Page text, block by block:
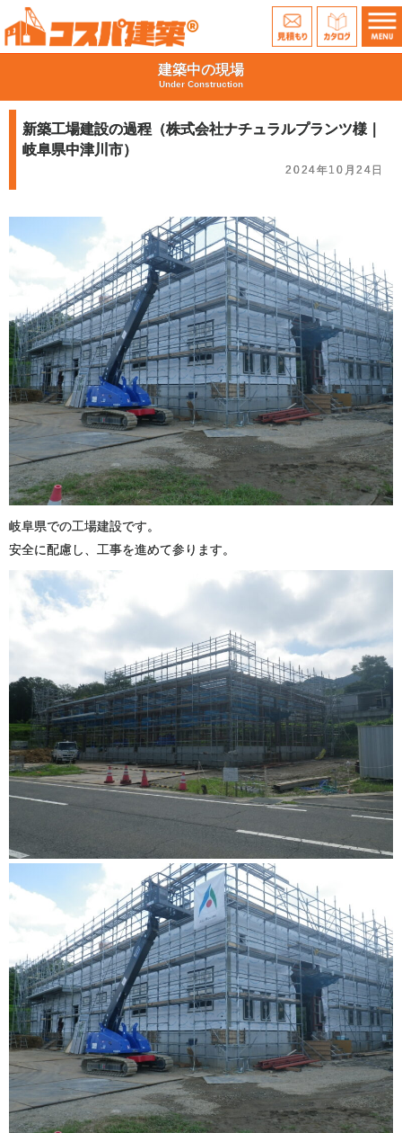
建築中の現場
Under Construction
新築工場建設の過程（株式会社ナチュラルプランツ様｜
岐阜県中津川市）
2024年10月24日
岐阜県での工場建設です。
安全に配慮し、工事を進めて参ります。